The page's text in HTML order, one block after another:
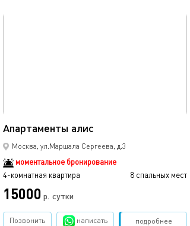
Апартаменты алис
Москва, ул.Маршала Сергеева, д.3
моментальное бронирование
4-комнатная квартира
8 спальных мест
15000 р. сутки
подробнее
Позвонить написать Забронировать